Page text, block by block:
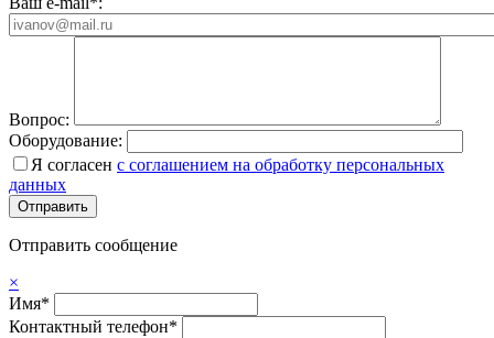
Вопрос:
Оборудование:
Я согласен с соглашением на обработку персональных
данных
Отправить сообщение
×
Имя*
Контактный телефон*